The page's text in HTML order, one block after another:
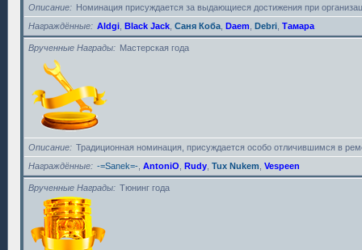
Описание
Номинация присуждается за выдающиеся достижения при
Награждённые
Aldgi Black Jack Саня Коба Daem Debri Тамара
Врученные Награды Мастерская года
Описание
Традиционная номинация, присуждается особо отличившимся в
Награждённые
-=Sanek=- AntoniO Rudy Tux Nukem Vespeen
Врученные Награды Тюнинг года